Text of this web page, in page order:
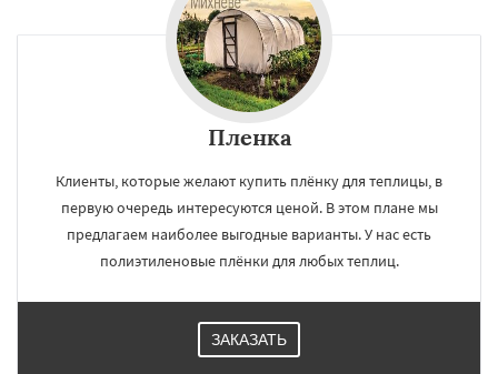
Пленка
Клиенты, которые желают купить плёнку для теплицы, в
первую очередь интересуются ценой. В этом плане мы
предлагаем наиболее выгодные варианты. У нас есть
полиэтиленовые плёнки для любых теплиц.
ЗАКАЗАТЬ